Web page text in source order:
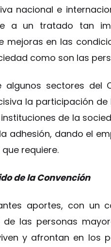
nacional e
a un tratado tan
mejoras en las
como son las
sectores del
la participación
de la
adhesión, dando el
requiere.
de la Convención
aportes, con un
las personas
y afrontan en los